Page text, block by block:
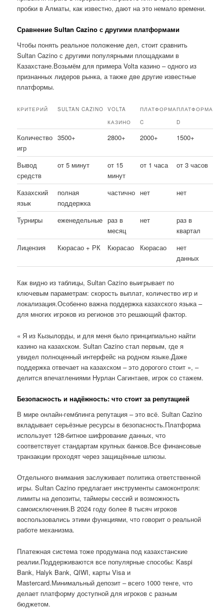
пробки в Алматы, как известно, дают на это немало времени.
Сравнение Sultan Cazino с другими платформами
Чтобы понять реальное положение дел, стоит сравнить
Sultan Cazino с другими популярными площадками в
Казахстане.Возьмём для примера Volta казино – одного из
признанных лидеров рынка, а также две другие известные
платформы.
КРИТЕРИЙ SULTAN CAZINO
VOLTA
КАЗИНО
ПЛАТФОРМА
C
ПЛАТФОРМА
D
Количество
игр
3500+ 2800+ 2000+ 1500+
Вывод
средств
от 5 минут
от 15
минут
от 1 часа от 3 часов
Казахский
язык
полная
поддержка
частично нет нет
Турниры еженедельные раз в
месяц
нет
раз в
квартал
Лицензия
Кюрасао + РК Кюрасао Кюрасао
нет
данных
Как видно из таблицы, Sultan Cazino выигрывает по
ключевым параметрам: скорость выплат, количество игр и
локализация.Особенно важна поддержка казахского языка –
для многих игроков из регионов это решающий фактор.
« Я из Кызылорды, и для меня было принципиально найти
казино на казахском. Sultan Cazino стал первым, где я
увидел полноценный интерфейс на родном языке.Даже
поддержка отвечает на казахском – это дорогого стоит », –
делится впечатлениями Нурлан Сагинтаев, игрок со стажем.
Безопасность и надёжность: что стоит за репутацией
В мире онлайн-гемблинга репутация – это всё. Sultan Cazino
вкладывает серьёзные ресурсы в безопасность.Платформа
использует 128-битное шифрование данных, что
соответствует стандартам крупных банков.Все финансовые
транзакции проходят через защищённые шлюзы.
Отдельного внимания заслуживает политика ответственной
игры. Sultan Cazino предлагает инструменты самоконтроля:
лимиты на депозиты, таймеры сессий и возможность
самоисключения.В 2024 году более 8 тысяч игроков
воспользовались этими функциями, что говорит о реальной
работе механизма.
Платежная система тоже продумана под казахстанские
реалии.Поддерживаются все популярные способы: Kaspi
Bank, Halyk Bank, QIWI, карты Visa и
Mastercard.Минимальный депозит – всего 1000 тенге, что
делает платформу доступной для игроков с разным
бюджетом.